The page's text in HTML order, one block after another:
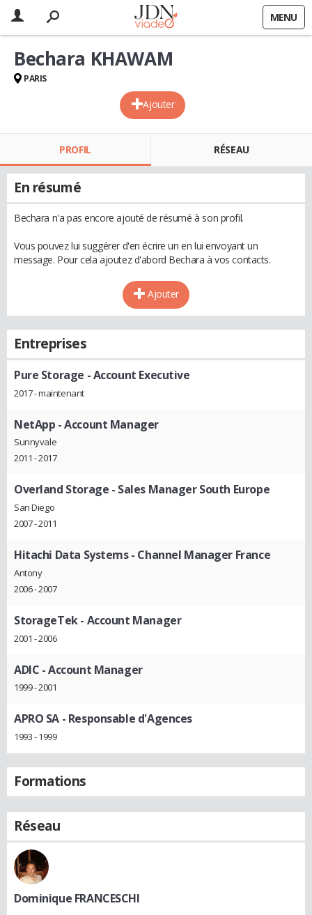
MENU
Ajouter
Bechara KHAWAM
PARIS
PROFIL RÉSEAU
En résumé
Bechara n'a pas encore ajouté de résumé à son profil.
Vous pouvez lui suggérer d'en écrire un en lui envoyant un
message. Pour cela ajoutez d'abord Bechara à vos contacts.
Ajouter
Entreprises
Pure Storage - Account Executive
2017 - maintenant
NetApp - Account Manager
Sunnyvale
2011 - 2017
Overland Storage - Sales Manager South Europe
San Diego
2007 - 2011
Hitachi Data Systems- Channel Manager France
Antony
2006 - 2007
StorageTek- Account Manager
2001 - 2006
ADIC - Account Manager
1999 - 2001
APRO SA - Responsable d'Agences
1993 - 1999
Formations
Réseau
Dominique FRANCESCHI